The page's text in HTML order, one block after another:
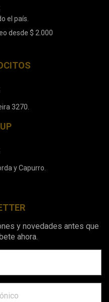
el país.
desde $ 2.000
3270.
y Capurro.
y novedades antes que
ahora.